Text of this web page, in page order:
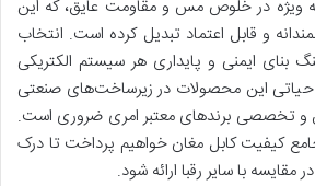
به ویژه در خلوص مس و مقاومت عایق، که این
و قابل اعتماد تبدیل کرده است. انتخاب
بنای ایمنی و پایداری هر سیستم الکتریکی
این محصولات در زیرساخت‌های صنعتی
و تخصصی برندهای معتبر امری ضروری است.
کیفیت کابل مغان خواهیم پرداخت تا درک
مقایسه با سایر رقبا ارائه شود.